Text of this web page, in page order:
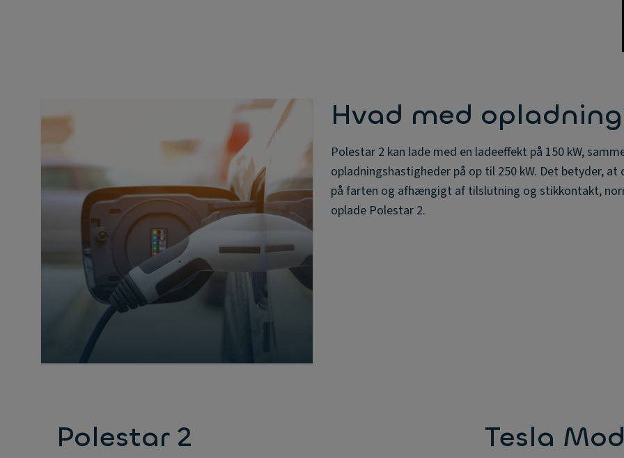
Hvad med
Polestar 2 kan lade med en ladeeffekt på 150 kW,
opladningshastigheder på op til 250 kW. Det betyder,
på farten og afhængigt af tilslutning og stikkontakt,
oplade Polestar 2.
Polestar 2 Tesla